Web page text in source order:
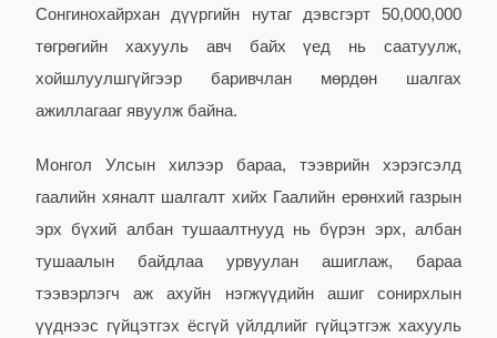
Сонгинохайрхан дүүргийн нутаг дэвсгэрт 50,000,000
төгрөгийн хахууль авч байх үед нь саатуулж,
хойшлуулшгүйгээр баривчлан мөрдөн шалгах
ажиллагааг явуулж байна.
Монгол Улсын хилээр бараа, тээврийн хэрэгсэлд
гаалийн хяналт шалгалт хийх Гаалийн ерөнхий газрын
эрх бүхий албан тушаалтнууд нь бүрэн эрх, албан
тушаалын байдлаа урвуулан ашиглаж, бараа
тээвэрлэгч аж ахуйн нэгжүүдийн ашиг сонирхлын
үүднээс гүйцэтгэх ёсгүй үйлдлийг гүйцэтгэж хахууль